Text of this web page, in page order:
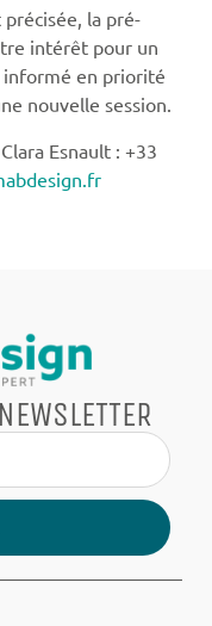
précisée, la pré-
intérêt pour un
informé en priorité
nouvelle session.
Esnault : +33